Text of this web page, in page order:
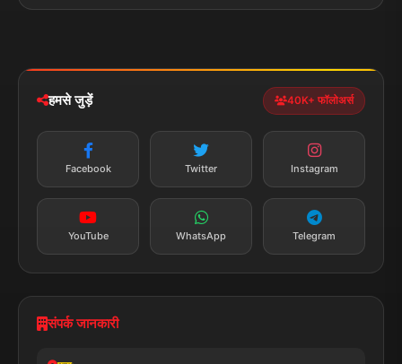
Privacy Policy
पॉलिटिकल झारखण्ड
न्यूज़ अलर्ट
तत्काल अपडेट
सब्सक्राइब करें
हमसे जुड़ें 40K+ फॉलोअर्स
Facebook Twitter Instagram
YouTube WhatsApp Telegram
संपर्क जानकारी